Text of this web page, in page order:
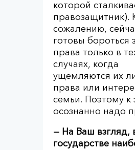
которой
правозащитник).
сожалению,
готовы бороться
права только в
случаях, когда
ущемляются их
права или
семьи. Поэтому к
осознанно надо
— На Ваш взгляд,
государстве